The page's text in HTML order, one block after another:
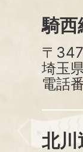
騎西
〒
埼玉
電話
北川